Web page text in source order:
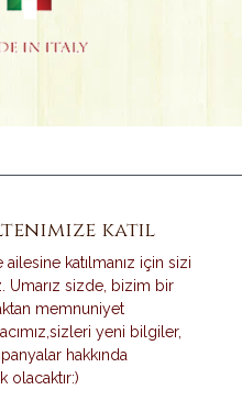
katıl
ailesine katılmanız için sizi
Umarız sizde, bizim bir
memnuniyet
yeni bilgiler,
hakkında
olacaktır:)